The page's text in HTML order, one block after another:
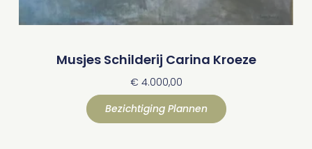
Musjes Schilderij Carina Kroeze
€ 4.000,00
Bezichtiging Plannen